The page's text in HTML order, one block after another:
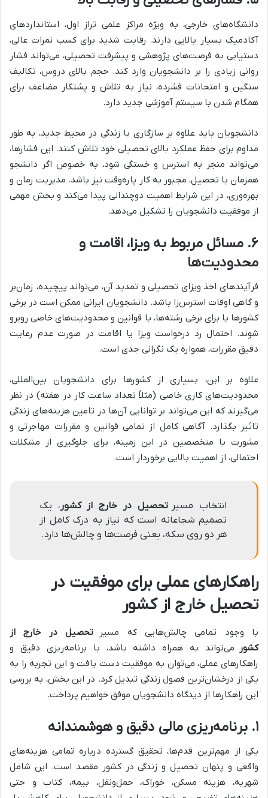
دانشگاه‌های خارجی، به ویژه مراکز علمی تراز اول، استانداردهای
آکادمیک بسیار بالایی دارند. رقابت شدید برای کسب نمرات عالی،
دستیابی به فرصت‌های پژوهشی و پیشرفت تحصیلی، می‌تواند فشار
روانی زیادی را بر دانشجویان وارد کند. حجم بالای دروس، تکالیف
سنگین و امتحانات فشرده، نیاز به تلاش و پشتکار مضاعف برای
همگام شدن با سیستم آموزشی جدید دارد.
دانشجویان باید علاوه بر سازگاری با زندگی در محیط جدید، به طور
مداوم برای حفظ عملکرد بالای تحصیلی خود تلاش کنند. این فشارها،
می‌تواند منجر به استرس و خستگی شود، به خصوص اگر دانشجو
همزمان با تحصیل، مجبور به کار پاره‌وقت نیز باشد. مدیریت زمان و
بهره‌وری، در این شرایط اهمیت دوچندانی پیدا می‌کند و بخش مهمی
از موفقیت دانشجویان را تشکیل می‌دهد.
۶. مسائل مربوط به ویزا، اقامت و
محدودیت‌ها
فرآیندهای اخذ ویزای تحصیلی و تمدید آن، می‌تواند پیچیده، زمان‌بر
و گاهی اوقات استرس‌زا باشد. دانشجویان ایرانی ممکن است در برخی
کشورها یا برای برخی رشته‌ها، با قوانین و محدودیت‌های خاصی روبرو
شوند. احتمال رد درخواست ویزا یا اقامت در صورت عدم رعایت
دقیق مقررات، همواره یک نگرانی جدی است.
علاوه بر این، بسیاری از کشورها برای دانشجویان بین‌المللی،
محدودیت‌های کاری خاصی (مثلاً تعداد ساعت کار در هفته) در نظر
می‌گیرند که این می‌تواند بر توانایی آن‌ها در تامین هزینه‌های زندگی
تاثیر بگذارد. آگاهی کامل از تمامی قوانین و مقررات مهاجرتی و
مشورت با متخصصین در این زمینه، برای جلوگیری از مشکلات
احتمالی، از اهمیت بالایی برخوردار است.
انتخاب مسیر تحصیل در خارج از کشور ، یک
تصمیم شجاعانه است که نیاز به درک کامل از
هر دو روی سکه، یعنی فرصت‌ها و چالش‌ها دارد.
راهکارهای عملی برای موفقیت در
تحصیل خارج از کشور
با وجود تمامی چالش‌هایی که مسیر
تحصیل در خارج از
کشور می‌تواند به همراه داشته باشد، با برنامه‌ریزی دقیق و
راهکارهای عملی، می‌توان به موفقیت دست یافت و این تجربه را به
یکی از درخشان‌ترین فصول زندگی تبدیل کرد. در این بخش، به بررسی
این راهکارها از دیدگاه دانشجویان موفق خواهیم پرداخت.
۱. برنامه‌ریزی مالی دقیق و هوشمندانه
یکی از مهم‌ترین قدم‌ها، تحقیق گسترده درباره تمامی هزینه‌های
واقعی و پنهان تحصیل و زندگی در کشور مقصد است. این شامل
شهریه، هزینه مسکن، خوراک، حمل‌ونقل، بیمه، کتاب و حتی